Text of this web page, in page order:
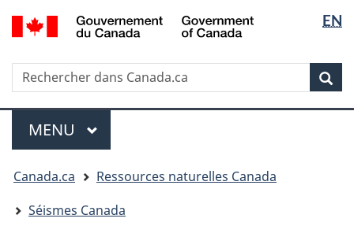
Passer
au
principal
Passer
à
sujet
du
gouvernement »
Passer
à
version
HTML
simplifiée
la
langue
EN
Rechercher
Rechercher
dans
Canada.ca
Menu
MENU PRINCIPAL
êtes
ici
Canada.ca
Ressources naturelles Canada
Séismes Canada